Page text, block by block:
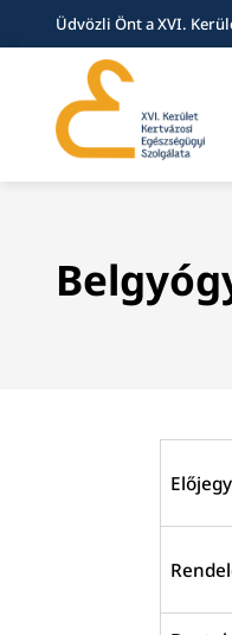
Üdvözli Önt a XVI.